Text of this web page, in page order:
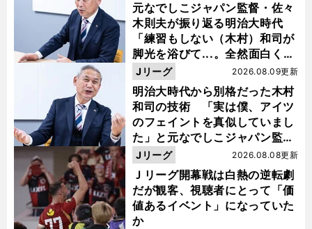
元なでしこジャパン監督・佐々
木則夫が振り返る明治大時代
「練習もしない（木村）和司が
脚光を浴びて...。全然面白くな
い４年間でした」
明治大時代から別格だった木村
和司の技術 「実は僕、アイツ
のフェイントを真似していまし
た」と元なでしこジャパン監
督・佐々木則夫
2026.08.09更新
Jリーグ
Ｊリーグ開幕戦は白熱の逆転劇
だが観客、視聴者にとって「価
値あるイベント」になっていた
か
2026.08.08更新
Jリーグ